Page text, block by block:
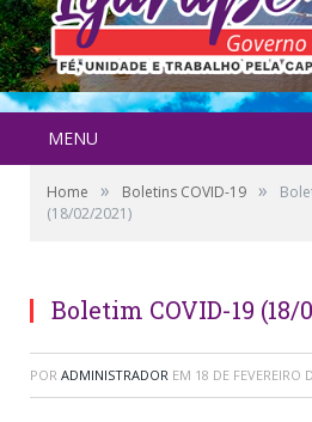
MENU
Home » Boletins COVID-19 »
(18/02/2021)
Boletim COVID-19 (18/
POR ADMINISTRADOR EM 18 DE FEVEREIRO